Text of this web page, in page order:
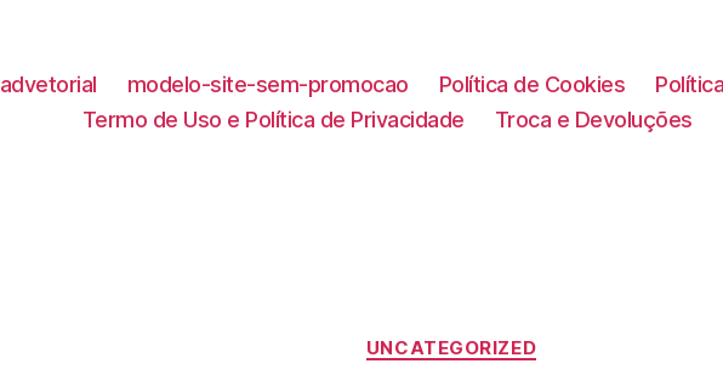
advetorial modelo-site-sem-promocao Política de Cookies
Termo de Uso e Política de Privacidade
Troca e Devoluções
Categorias
UNCATEGORIZED